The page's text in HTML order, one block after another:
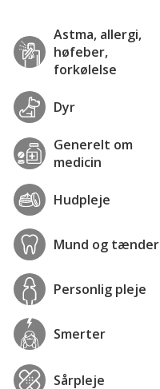
Astma, allergi,
høfeber,
forkølelse
Dyr
Generelt om
medicin
Hudpleje
Mund og tænder
Personlig pleje
Smerter
Sårpleje